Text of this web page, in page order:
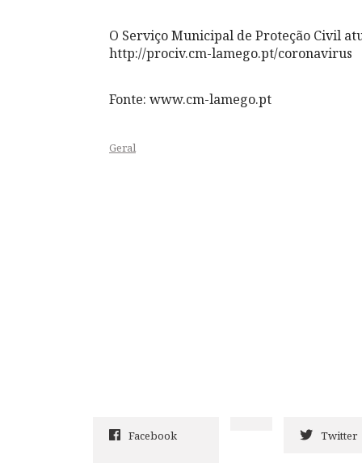
O Serviço Municipal de Proteção Civil
http://prociv.cm-lamego.pt/coronavirus
Fonte: www.cm-lamego.pt
Geral
Facebook Twitter